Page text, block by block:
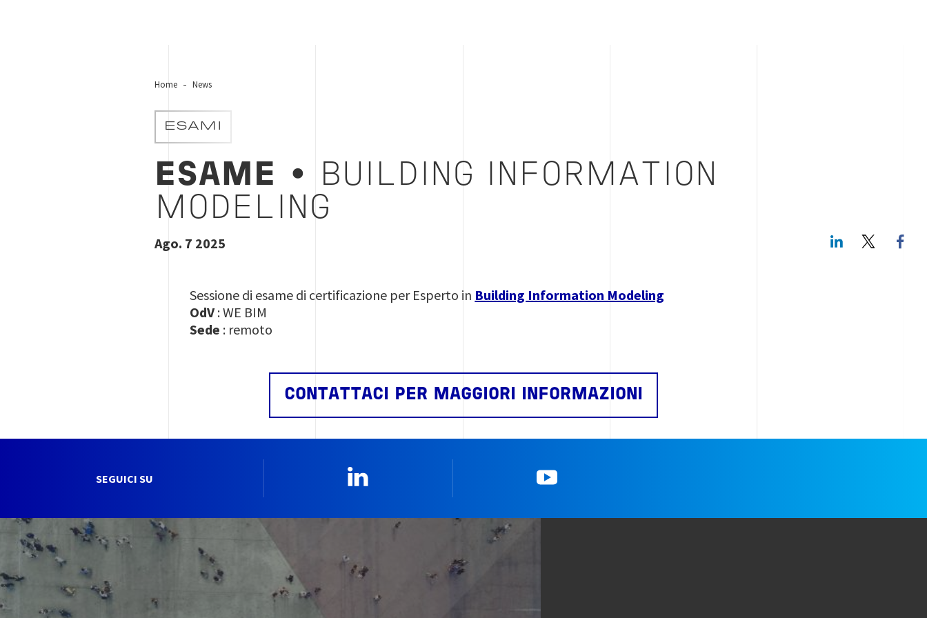
Home News
ESAMI
ESAME • BUILDING INFORMATION
MODELING
Ago. 7 2025 LinkedIn
Sessione di esame di certificazione per Esperto in Building Information Modeling
OdV: WE BIM
Sede : remoto
CONTATTACI PER MAGGIORI INFORMAZIONI
SEGUICI SU